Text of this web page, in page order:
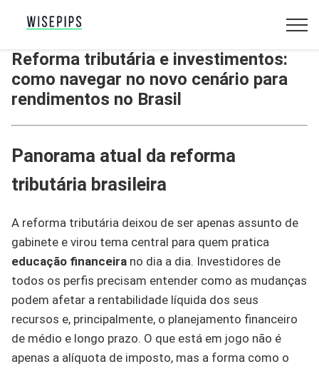
Reforma tributária e investimentos:
como navegar no novo cenário para
rendimentos no Brasil
Panorama atual da reforma
tributária brasileira
A reforma tributária deixou de ser apenas assunto de
gabinete e virou tema central para quem pratica
educação financeira no dia a dia. Investidores de
todos os perfis precisam entender como as mudanças
podem afetar a rentabilidade líquida dos seus
recursos e, principalmente, o planejamento financeiro
de médio e longo prazo. O que está em jogo não é
apenas a alíquota de imposto, mas a forma como o